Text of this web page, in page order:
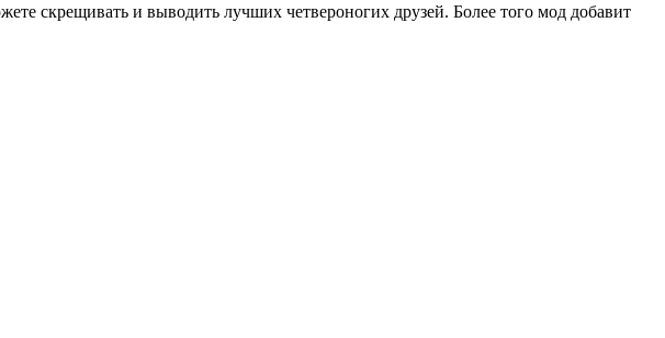
скрещивать и выводить лучших четвероногих друзей. Более того мод добавит